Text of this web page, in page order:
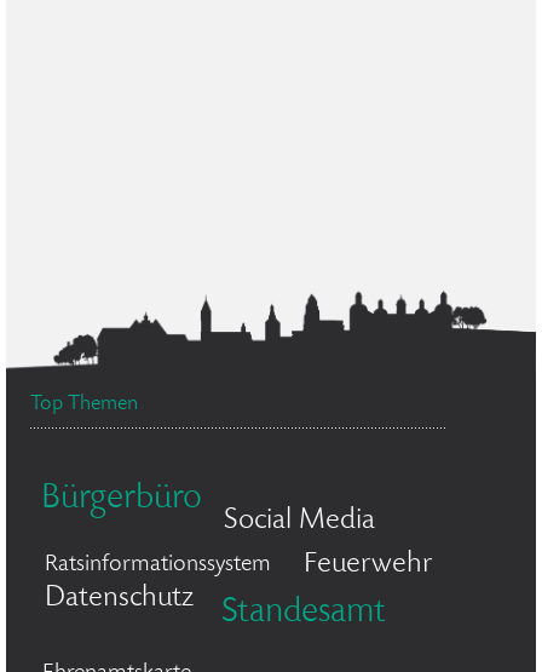
Top Themen
Bürgerbüro
Social Media
Ratsinformationssystem
Feuerwehr
Datenschutz
Standesamt